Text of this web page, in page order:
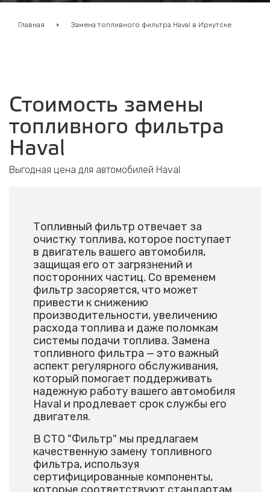
Главная Замена топливного фильтра Haval в Иркутске
Стоимость замены
топливного фильтра
Haval
Выгодная цена для автомобилей Haval
Топливный фильтр отвечает за
очистку топлива, которое поступает
в двигатель вашего автомобиля,
защищая его от загрязнений и
посторонних частиц. Со временем
фильтр засоряется, что может
привести к снижению
производительности, увеличению
расхода топлива и даже поломкам
системы подачи топлива. Замена
топливного фильтра — это важный
аспект регулярного обслуживания,
который помогает поддерживать
надежную работу вашего автомобиля
Haval и продлевает срок службы его
двигателя.
В СТО "Фильтр" мы предлагаем
качественную замену топливного
фильтра, используя
сертифицированные компоненты,